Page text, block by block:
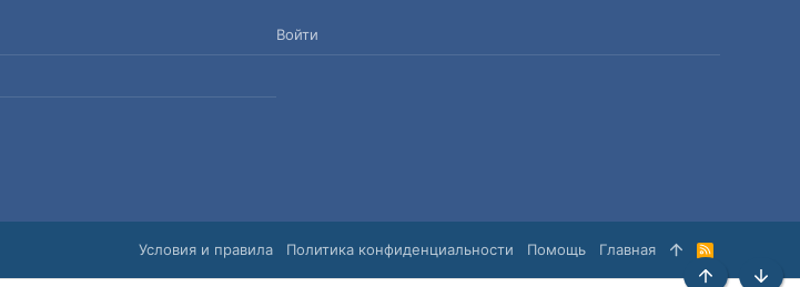
Войти
Условия и правила Политика конфиденциальности Помощь Главная
R
S